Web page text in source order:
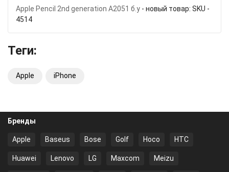
Apple Pencil 2nd generation A2051 б.у - новый товар: SKU -
4514
Теги:
Apple iPhone
Бренды
Apple Baseus Bose Golf Hoco HTC
Huawei Lenovo LG Maxcom Meizu